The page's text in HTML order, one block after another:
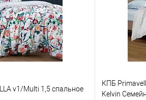
v1/Multi 1,5 спальное
КПБ
Kelvin